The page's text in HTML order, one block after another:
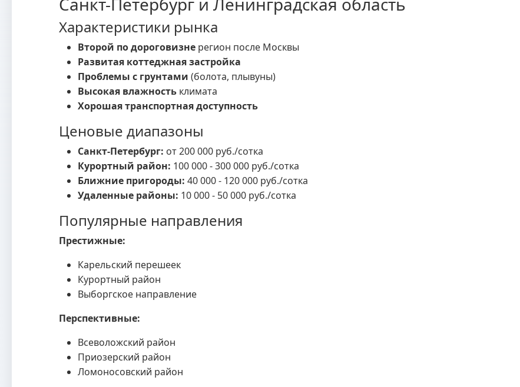
Характеристики рынка
Второй по дороговизне регион после Москвы
Развитая коттеджная застройка
Проблемы с грунтами (болота, плывуны)
Высокая влажность климата
Хорошая транспортная доступность
Ценовые диапазоны
Санкт-Петербург: от 200 000 руб./сотка
Курортный район: 100 000 - 300 000 руб./сотка
Ближние пригороды: 40 000 - 120 000 руб./сотка
Удаленные районы: 10 000 - 50 000 руб./сотка
Популярные направления
Престижные:
Карельский перешеек
Курортный район
Выборгское направление
Перспективные:
Всеволожский район
Приозерский район
Ломоносовский район